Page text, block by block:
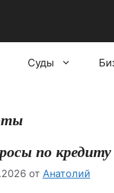
Суды
по кредиту
от Анатолий